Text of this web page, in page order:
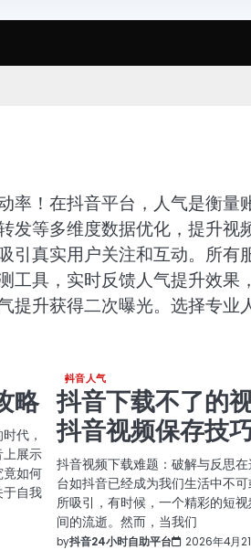
率！在抖音平台，人气是衡量
发等多维度数据优化，提升视
引真实用户关注和互动。所有
工具，实时反馈人气提升效果
提升获得二次曝光。选择专业
略
代，
展示
竟如何
自我
抖音人气
抖音下载不了的
抖音视频保存技
抖音视频下载难题：破解与反思
台如抖音已经成为我们生活中不
所吸引，有时候，一个精彩的短
间的流逝。然而，当我们
by抖音24小时自助平台 2026年4月